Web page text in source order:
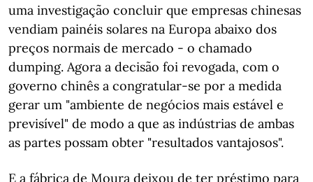
uma investigação concluir que empresas chinesas
vendiam painéis solares na Europa abaixo dos
preços normais de mercado - o chamado
dumping. Agora a decisão foi revogada, com o
governo chinês a congratular-se por a medida
gerar um "ambiente de negócios mais estável e
previsível" de modo a que as indústrias de ambas
as partes possam obter "resultados vantajosos".
E a fábrica de Moura deixou de ter préstimo para